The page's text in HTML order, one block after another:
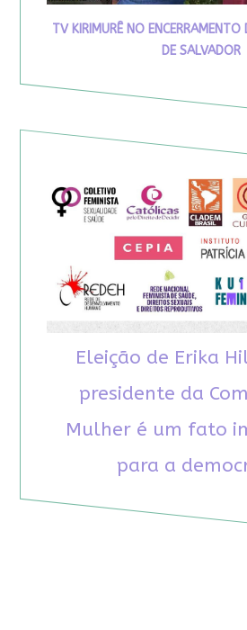
TV KIRIMURÊ NO
DE SALVADOR
Eleição de Erika
presidente da
Mulher é um fato
para a